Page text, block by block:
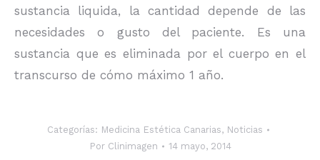
sustancia liquida, la cantidad depende de las
necesidades o gusto del paciente. Es una
sustancia que es eliminada por el cuerpo en el
transcurso de cómo máximo 1 año.
Categorías: Medicina Estética Canarias, Noticias
Por Clinimagen 14 mayo, 2014